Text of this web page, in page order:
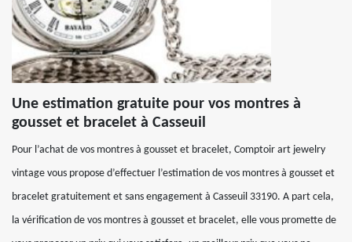
Une estimation gratuite pour vos montres à
gousset et bracelet à Casseuil
Pour l’achat de vos montres à gousset et bracelet, Comptoir art jewelry
vintage vous propose d’effectuer l’estimation de vos montres à gousset et
bracelet gratuitement et sans engagement à Casseuil 33190. A part cela,
la vérification de vos montres à gousset et bracelet, elle vous promette de